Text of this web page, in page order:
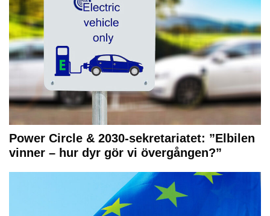
Power Circle & 2030-sekretariatet: ”Elbilen
vinner – hur dyr gör vi övergången?”